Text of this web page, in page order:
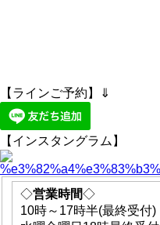
【ラインご予約】⇓
【インスタングラム】
◇営業時間◇
10時～17時半(最終受付)